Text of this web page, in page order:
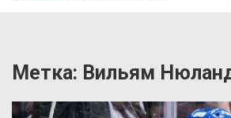
Метка: Вильям